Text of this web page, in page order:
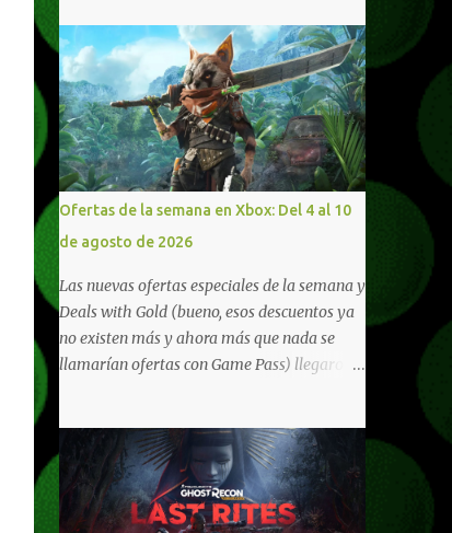
Ofertas de la semana en Xbox: Del 4 al 10
de agosto de 2026
Las nuevas ofertas especiales de la semana y
Deals with Gold (bueno, esos descuentos ya
no existen más y ahora más que nada se
llamarían ofertas con Game Pass) llegaron a
10/11, varios de los juegos que están de
oferta también cuentan con soporte para
Xbox Play Anywhere, lo que nos permite
jugarlos y mantener un progreso